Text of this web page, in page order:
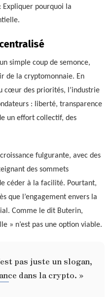
pourquoi la
simple coup de semonce,
de la cryptomonnaie. En
cœur des priorités, l’industrie
: liberté, transparence
un effort collectif, des
fulgurante, avec des
des sommets
céder à la facilité. Pourtant,
que l’engagement envers la
Comme le dit Buterin,
» n’est pas une option viable.
pas juste un slogan,
dans la crypto. »